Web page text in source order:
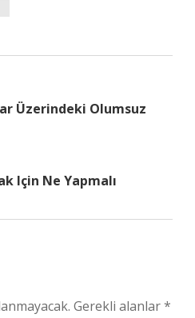
Üzerindeki Olumsuz
Için Ne Yapmalı
Gerekli alanlar*